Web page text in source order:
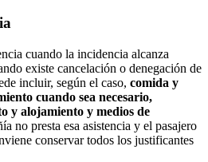
cuando la incidencia alcanza
existe cancelación o denegación de
incluir, según el caso, comida y
cuando sea necesario,
y alojamiento y medios de
no presta esa asistencia y el pasajero
conservar todos los justificantes